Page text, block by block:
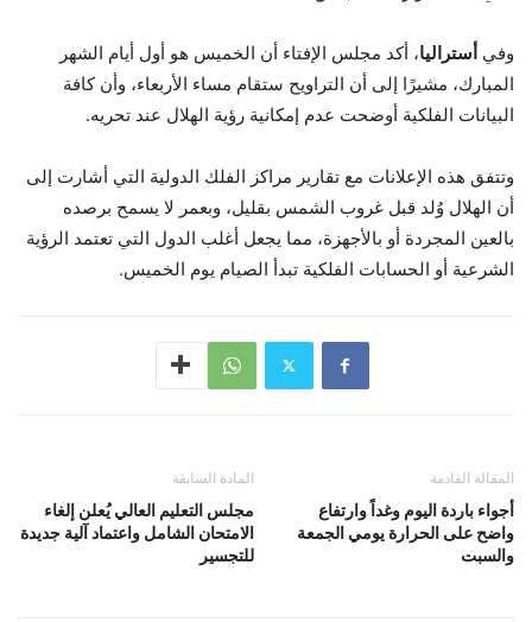
وفي أستراليا، أكد مجلس الإفتاء أن الخميس هو أول أيام الشهر
المبارك، مشيرًا إلى أن التراويح ستقام مساء الأربعاء، وأن كافة
البيانات الفلكية أوضحت عدم إمكانية رؤية الهلال عند تحريه.
وتتفق هذه الإعلانات مع تقارير مراكز الفلك الدولية التي أشارت إلى
أن الهلال وُلد قبل غروب الشمس بقليل، وبعمر لا يسمح برصده
بالعين المجردة أو بالأجهزة، مما يجعل أغلب الدول التي تعتمد الرؤية
الشرعية أو الحسابات الفلكية تبدأ الصيام يوم الخميس.
المادة السابقة
مجلس التعليم العالي يُعلن إلغاء
الامتحان الشامل واعتماد آلية جديدة
للتجسير
المقالة القادمة
أجواء باردة اليوم وغداً وارتفاع
واضح على الحرارة يومي الجمعة
والسبت